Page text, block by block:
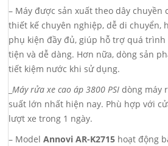
– Máy được sản xuất theo dây chuyền
thiết kế chuyên nghiệp, dễ di chuyển,
phụ kiện đầy đủ, giúp hỗ trợ quá
tiện và dễ dàng. Hơn nữa, dòng sản
tiết kiệm nước khi sử dụng.
_Máy rửa xe cao áp 3800 PSI dòng máy
suất lớn nhất hiện nay. Phù hợp với
lượt xe trong 1 ngày.
– Model Annovi AR-K2715 hoạt động